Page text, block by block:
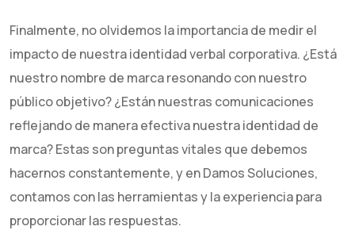
Finalmente, no olvidemos la importancia de medir el
impacto de nuestra identidad verbal corporativa. ¿Está
nuestro nombre de marca resonando con nuestro
público objetivo? ¿Están nuestras comunicaciones
reflejando de manera efectiva nuestra identidad de
marca? Estas son preguntas vitales que debemos
hacernos constantemente, y en Damos Soluciones,
contamos con las herramientas y la experiencia para
proporcionar las respuestas.